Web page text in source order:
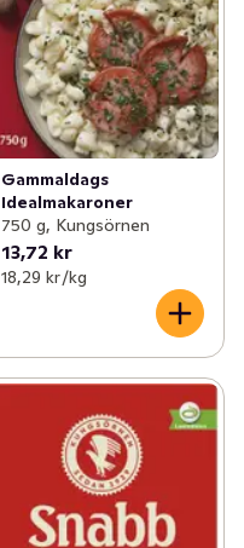
Gammaldags
Idealmakaroner
750 g, Kungsörnen
13,72 kr
18,29 kr /kg